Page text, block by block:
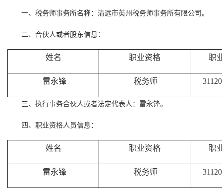
一、税务师事务所名称：清远市英州税务师事务所有限公司。
二、合伙人或者股东信息：
姓名 职业资格 职
雷永锋 税务师
三、执行事务合伙人或者法定代表人：雷永锋。
四、职业资格人员信息：
姓名 职业资格 职
雷永锋 税务师